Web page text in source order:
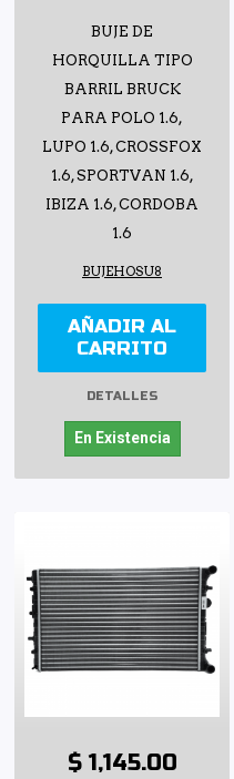
BUJE DE
HORQUILLA TIPO
BARRIL BRUCK
PARA POLO 1.6,
LUPO 1.6, CROSSFOX
1.6, SPORTVAN 1.6,
IBIZA 1.6, CORDOBA
1.6
BUJEHOSU8
AÑADIR AL
CARRITO
DETALLES
En Existencia
$ 1,145.00